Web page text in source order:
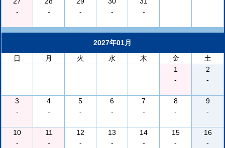
-
-
-
-
-
2027年01月
日
月 火 水 木 金
土
1
-
2
-
3
-
4
-
5
-
6
-
7
-
8
-
9
-
10
-
11
-
12
-
13
-
14
-
15
-
16
-